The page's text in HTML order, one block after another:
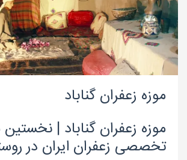
موزه زعفران گناباد
موزه زعفران گناباد | نخستین
تخصصی زعفران ایران در